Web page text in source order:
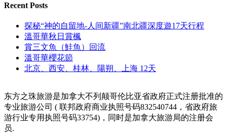
Recent Posts
探秘“神的自留地-人间新疆”南北疆深度遊17天行程
溫哥華秋日賞楓
賞三文魚（鮭魚）回流
溫哥華櫻花節
北京、西安、桂林、陽朔、上海 12天
东方之珠旅游是加拿大不列颠哥伦比亚省政府正式注册批准的
专业旅游公司 ( 联邦政府商业执照号码832540744，省政府旅
游行业专用执照号码33754)，同时是加拿大旅游局的注册会
员.